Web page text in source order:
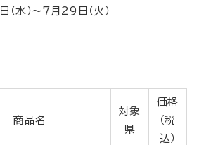
水）～7月29日（火）
商品名
対象
県
価格
（税
込）